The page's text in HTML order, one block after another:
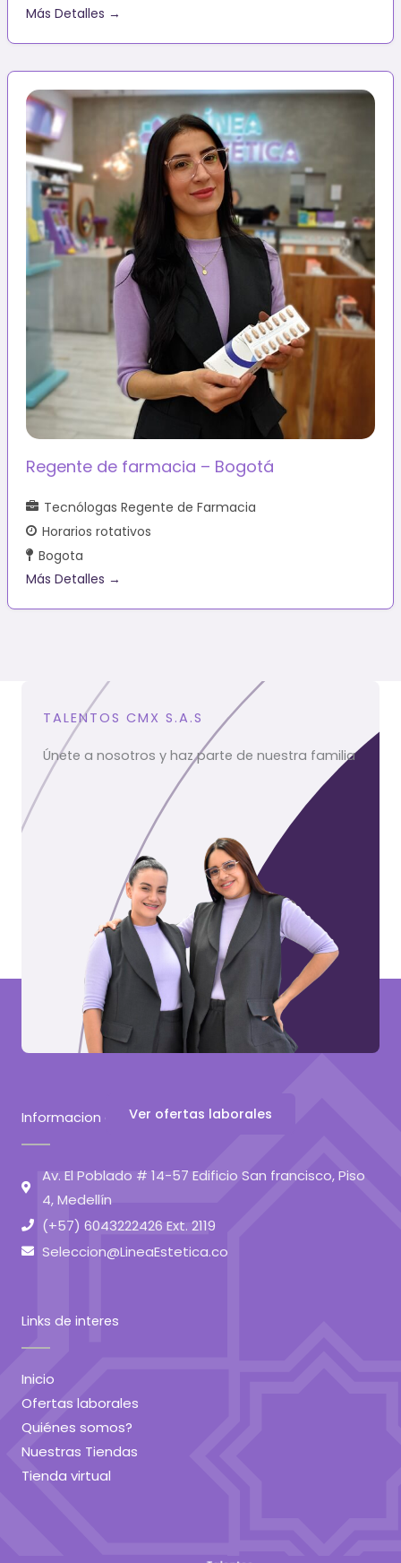
Más Detalles
Regente de farmacia – Bogotá
Tecnólogas Regente de Farmacia
Horarios rotativos
Bogota
Más Detalles
TALENTOS CMX S.A.S
Únete a nosotros y haz parte de nuestra familia
Ver ofertas laborales
Links de interes
Inicio
Ofertas laborales
Quiénes somos?
Nuestras Tiendas
Tienda virtual
Informacion de contacto
Av. El Poblado # 14-57 Edificio San francisco, Piso
4, Medellín
(+57) 6043222426 Ext. 2119
Seleccion@LineaEstetica.co